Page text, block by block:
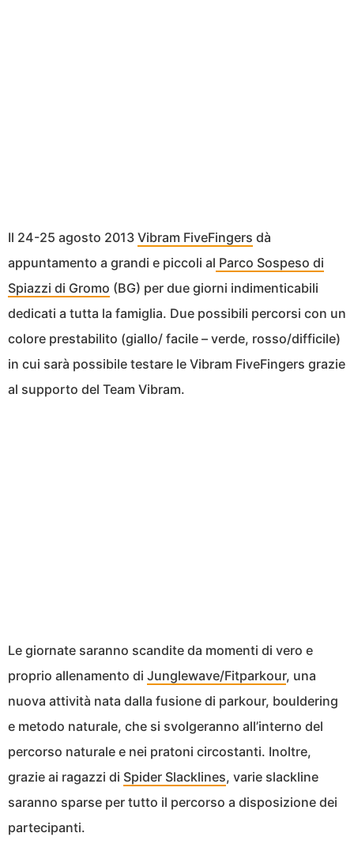
Il 24-25 agosto 2013 Vibram FiveFingers dà
appuntamento a grandi e piccoli al Parco Sospeso di
Spiazzi di Gromo (BG) per due giorni indimenticabili
dedicati a tutta la famiglia. Due possibili percorsi con un
colore prestabilito (giallo/ facile – verde, rosso/difficile)
in cui sarà possibile testare le Vibram FiveFingers grazie
al supporto del Team Vibram.
Le giornate saranno scandite da momenti di vero e
proprio allenamento di Junglewave/Fitparkour, una
nuova attività nata dalla fusione di parkour, bouldering
e metodo naturale, che si svolgeranno all’interno del
percorso naturale e nei pratoni circostanti. Inoltre,
grazie ai ragazzi di Spider Slacklines, varie slackline
saranno sparse per tutto il percorso a disposizione dei
partecipanti.